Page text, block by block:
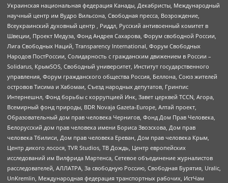
Украинская национальная федерация Канады, Декабристы, Международный
научный центр им Вудро Вильсона, Свободная пресса, Возрождение,
Всеукраинский духовный центр , Риддл, Русский антивоенный комитет в
Швеции, Проект Медуза, Фонд Андрея Сахарова, Форум свободной России,
Лига Свободных Наций, Transparеncy International, Форум Свободных
Народов ПостРоссии, Солидарность с гражданским движением в России –
Solidarus, КрымSOS, Свободный университет, Институт государственного
управления, Форум гражданского общества Россия, Беллона, Союз жителей
островов Тисима и Хабомаи, Съезд народных депутатов, Гринпис
Интернешнл, Фонд борьбы с коррупцией Инк, Завет церквей TCCN, Агора,
Всемирный фонд природы, BDR Novaja Gazeta-Europe, Алтай проект,
Образовательный дом прав человека Чернигов, Фонд Дом Прав Человека,
Белорусский дом прав человека имени Бориса Звозскова, Дом прав
человека Тбилиси, Дом прав человека Ереван, Дом прав человека Крым,
Центр дикого лосося, TVR Studios, ТВ Дождь, Центр европейских
исследований им Вилфрида Мартенса, Сетевое объединение журналистов
расследователей, АЛЛАТРА, За свободную Россию, Свободная Бурятия, Uralic,
UnKremlin, Международная федерация транспортных рабочих, ИстЧам